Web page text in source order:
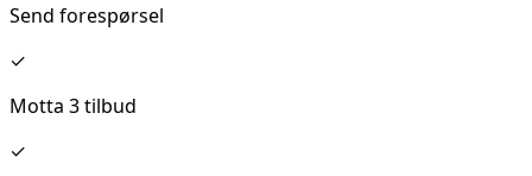
Send forespørsel
✓
Motta 3 tilbud
✓